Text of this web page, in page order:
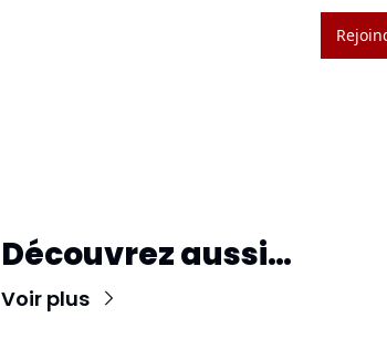
Découvrez aussi…
Voir plus